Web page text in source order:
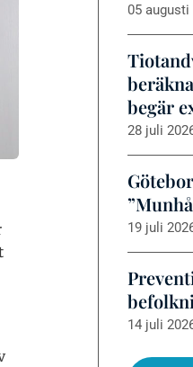
05 augusti
begär
28 juli
19 juli
14 juli